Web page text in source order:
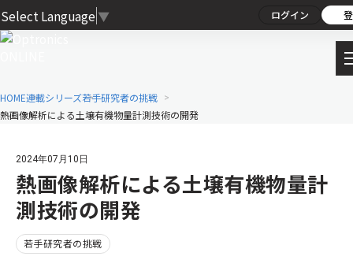
Select Language ▼ ログイン
HOME連載シリーズ若手研究者の挑戦
熱画像解析による土壌有機物量計測技術の開発
2024年07月10日
熱画像解析による土壌有機物量計
測技術の開発
若手研究者の挑戦